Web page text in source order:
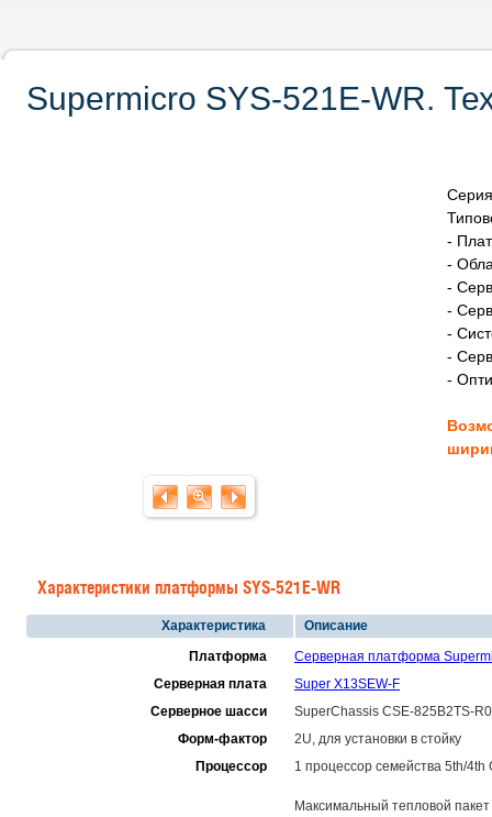
Supermicro SYS-521E-WR.
-
-
-
-
-
-
-
Характеристики платформы SYS-521E-WR
Характеристика
Описание
Платформа
Серверная платформа
Серверная плата
Super X13SEW-F
Серверное шасси
SuperChassis CSE-825B2TS-
Форм-фактор
2U, для установки в стойку
Процессор
1 процессор семейства 5th/
Максимальный тепловой